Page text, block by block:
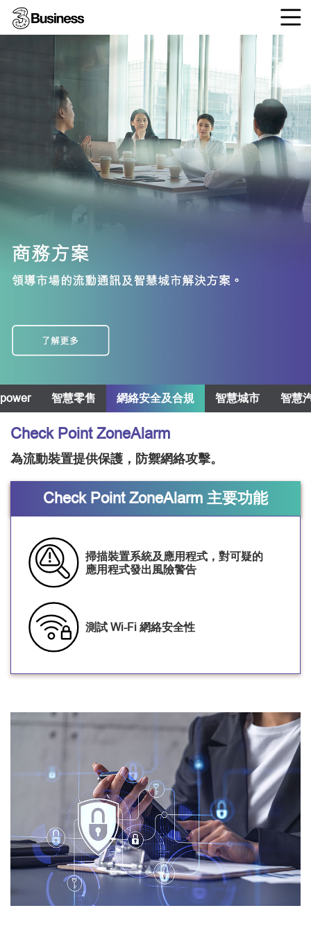
智慧零售 網絡安全及合規 智慧城市 智慧
Check Point ZoneAlarm
為流動裝置提供保護，防禦網絡攻擊。
Check Point ZoneAlarm 主要功能
掃描裝置系統及應用程式，對可疑的
應用程式發出風險警告
測試 Wi-Fi 網絡安全性